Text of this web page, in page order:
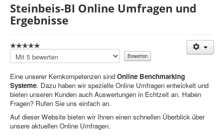
Steinbeis-BI Online Umfragen und
Ergebnisse
Bitte
bewerten
Eine unserer Kernkompetenzen sind Online Benchmarking
Systeme. Dazu haben wir spezielle Online Umfragen entwickelt und
bieten unseren Kunden auch Auswertungen in Echtzeit an. Haben
Fragen? Rufen Sie uns einfach an.
Auf dieser Website bieten wir Ihnen einen schnellen Überblick über
unsere aktuellen Online Umfragen.